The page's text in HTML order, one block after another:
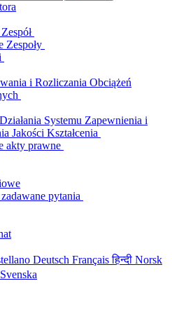
Zespoły
i Rozliczania Obciążeń
Systemu Zapewnienia i
Jakości Kształcenia
akty prawne
pytania
Deutsch Françaisहिन्दी Norsk
Svenska